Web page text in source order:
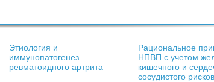
Этиология и
иммунопатогенез
ревматоидного артрита
Рациональное
НПВП с учетом
кишечного и
сосудистого рисков